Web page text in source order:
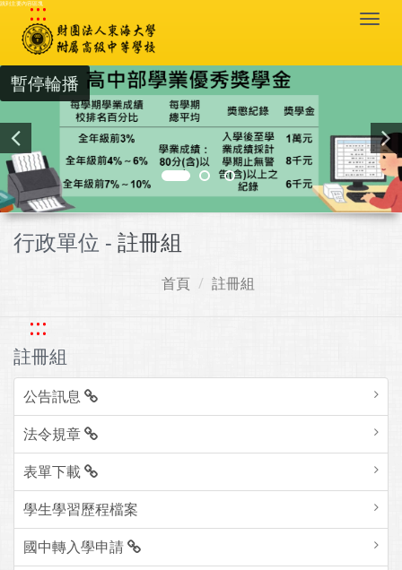
跳到主要內容區塊
:::
暫停輪播
行政單位 - 註冊組
首頁 註冊組
:::
註冊組
公告訊息
法令規章
表單下載
學生學習歷程檔案
國中轉入學申請